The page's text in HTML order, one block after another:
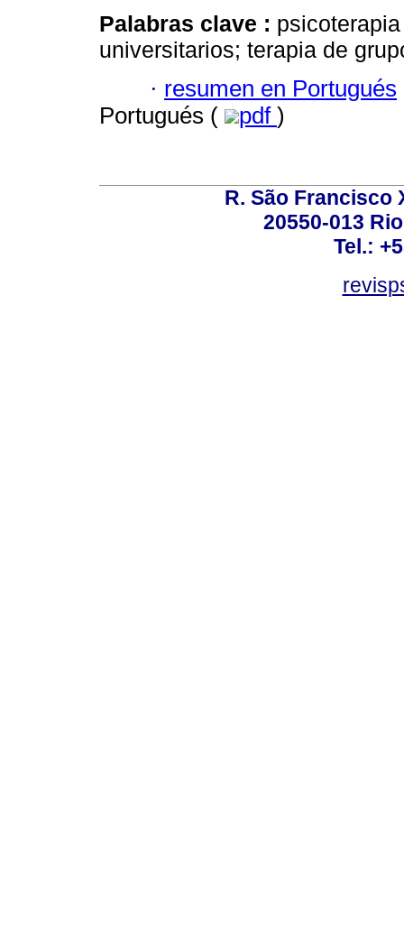
Palabras clave :
universitarios; terapia de
· resumen en Portugués
Portugués (
pdf )
R. São Francisco
20550-013
Tel.: